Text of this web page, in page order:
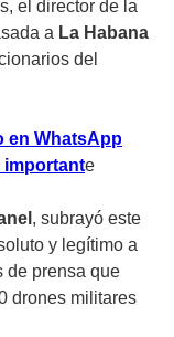
el director de la
a La Habana
del
en WhatsApp
importante
, subrayó este
y legítimo a
de prensa que
drones militares